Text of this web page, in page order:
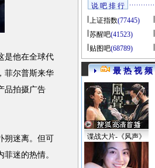
是他在全球代
菲尔普斯来华
品拍摄广告
朔迷离。但可
迷的热情。
说 吧 排 行
上证指数(77445)
苏醒吧(41523)
贴图吧(68789)
最 热 视 频
谍战大片-《风声》